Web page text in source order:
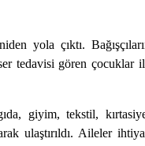
yola çıktı.
tedavisi gören çocuklar
giyim, tekstil,
ulaştırıldı. Aileler